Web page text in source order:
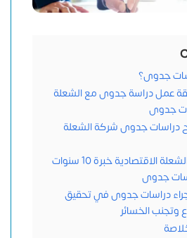
جدوى؟
عمل دراسة جدوى مع الشعلة
جدوى
دراسات جدوى شركة الشعلة
شركة الشعلة الاقتصادية خبرة 10 سنوات
جدوى
دراسات جدوى في تحقيق
وتجنب الخسائر